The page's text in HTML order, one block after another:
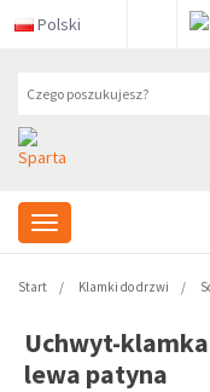
Polski
Start Klamki do drzwi
Uchwyt-klamka
lewa patyna